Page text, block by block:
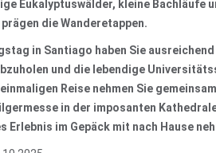
Eukalyptuswälder, kleine Bachläufe
prägen die Wanderetappen.
in Santiago haben Sie
und die lebendige
Reise nehmen Sie
in der imposanten
Erlebnis im Gepäck mit nach Hause